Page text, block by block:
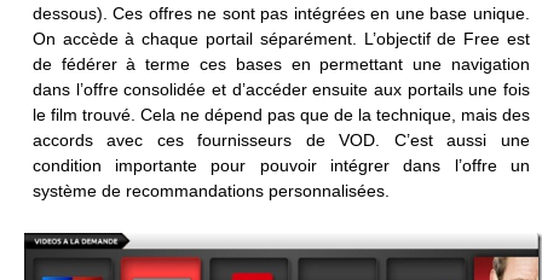
dessous). Ces offres ne sont pas intégrées en une base unique.
On accède à chaque portail séparément. L’objectif de Free est
de fédérer à terme ces bases en permettant une navigation
dans l’offre consolidée et d’accéder ensuite aux portails une fois
le film trouvé. Cela ne dépend pas que de la technique, mais des
accords avec ces fournisseurs de VOD. C’est aussi une
condition importante pour pouvoir intégrer dans l’offre un
système de recommandations personnalisées.